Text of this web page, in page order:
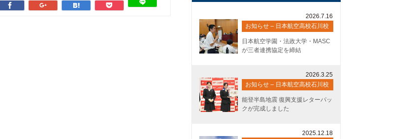
2026.7.16
お知らせ – 日本航空高校石川校
日本航空学園・法政大学・MASC
が三者連携協定を締結
2026.3.25
お知らせ – 日本航空高校石川校
能登半島地震 復興支援レターパッ
クが完成しました
2025.12.18